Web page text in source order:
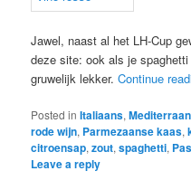
Jawel, naast al het LH-Cup
deze site: ook als je
gruwelijk lekker.Continue
Posted in Italiaans,Mediterraan
rode wijn, Parmezaanse kaas,
citroensap,zout,spaghetti,
Leave a reply